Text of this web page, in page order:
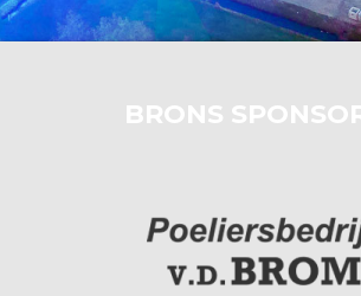
BRONS